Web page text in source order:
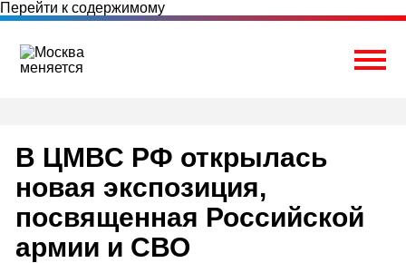
Перейти к содержимому
В ЦМВС РФ открылась
новая экспозиция,
посвященная Российской
армии и СВО